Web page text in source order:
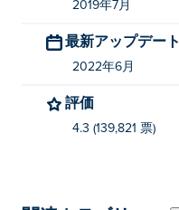
2019年7月
最新アップデート
2022年6月
評価
4.3 (139,821 票)